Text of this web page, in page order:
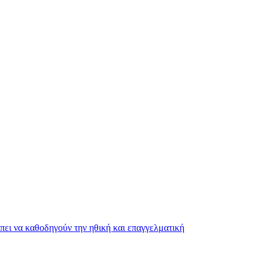
να καθοδηγούν την ηθική και επαγγελματική